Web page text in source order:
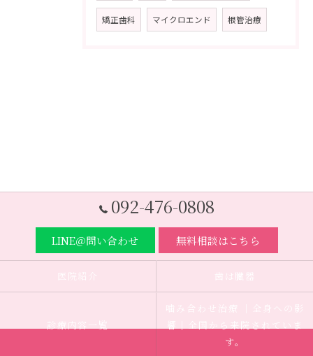
矯正歯科 マイクロエンド 根管治療
092-476-0808
LINE＠問い合わせ 無料相談はこちら
医院紹介 歯は臓器
診療内容一覧
噛み合わせ治療 ｜全身への影
響｜全国から来院されていま
す。